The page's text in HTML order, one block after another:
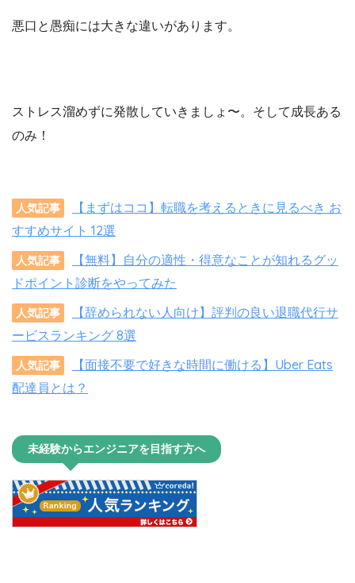
悪口と愚痴には大きな違いがあります。
ストレス溜めずに発散していきましょ〜。そして成長ある
のみ！
人気記事
【まずはココ】転職を考えるときに見るべき お
すすめサイト 12選
人気記事
【無料】自分の適性・得意なことが知れるグッ
ドポイント診断をやってみた
人気記事
【辞められない人向け】評判の良い退職代行サ
ービスランキング 8選
人気記事
【面接不要で好きな時間に働ける】Uber Eats
配達員とは？
未経験からエンジニアを目指す方へ